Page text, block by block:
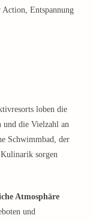
Entspannung
loben die
die Vielzahl an
Schwimmbad, der
Kulinarik sorgen
Atmosphäre
und